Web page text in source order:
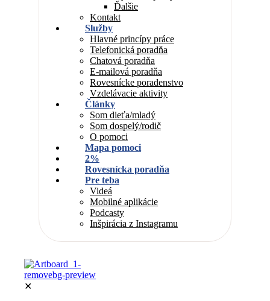
Ďalšie
Kontakt
Služby
Hlavné princípy práce
Telefonická poradňa
Chatová poradňa
E-mailová poradňa
Rovesnícke poradenstvo
Vzdelávacie aktivity
Články
Som dieťa/mladý
Som dospelý/rodič
O pomoci
Mapa pomoci
2%
Rovesnícka poradňa
Pre teba
Videá
Mobilné aplikácie
Podcasty
Inšpirácia z Instagramu
✕